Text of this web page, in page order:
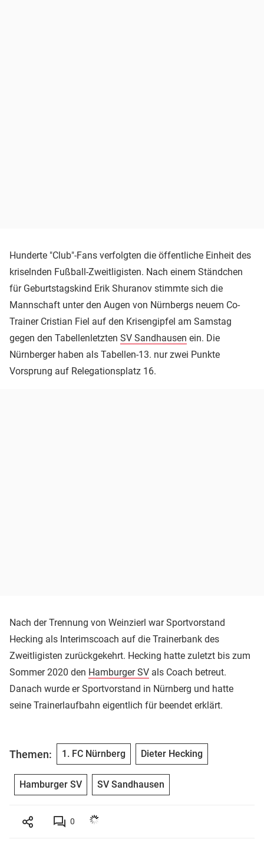
Hunderte "Club"-Fans verfolgten die öffentliche Einheit des
kriselnden Fußball-Zweitligisten. Nach einem Ständchen
für Geburtstagskind Erik Shuranov stimmte sich die
Mannschaft unter den Augen von Nürnbergs neuem Co-
Trainer Cristian Fiel auf den Krisengipfel am Samstag
gegen den Tabellenletzten SV Sandhausen ein. Die
Nürnberger haben als Tabellen-13. nur zwei Punkte
Vorsprung auf Relegationsplatz 16.
Nach der Trennung von Weinzierl war Sportvorstand
Hecking als Interimscoach auf die Trainerbank des
Zweitligisten zurückgekehrt. Hecking hatte zuletzt bis zum
Sommer 2020 den Hamburger SV als Coach betreut.
Danach wurde er Sportvorstand in Nürnberg und hatte
seine Trainerlaufbahn eigentlich für beendet erklärt.
Themen: 1. FC Nürnberg Dieter Hecking
Hamburger SV SV Sandhausen
0